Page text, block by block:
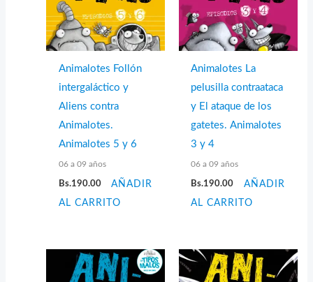
Animalotes Follón
intergaláctico y
Aliens contra
Animalotes.
Animalotes 5 y 6
06 a 09 años
Bs.190.00
AÑADIR
AL CARRITO
Animalotes La
pelusilla contraataca
y El ataque de los
gatetes. Animalotes
3 y 4
06 a 09 años
Bs.190.00
AÑADIR
AL CARRITO